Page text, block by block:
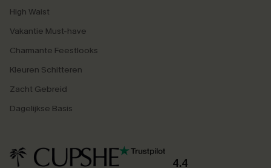
High Waist
Vakantie Must-have
Charmante Feestlooks
Kleuren Schitteren
Zacht Gebreid
Dagelijkse Basis
4.4